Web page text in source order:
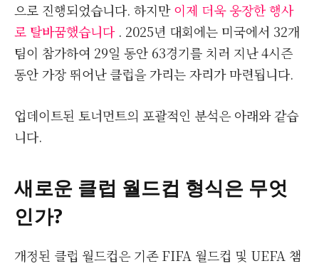
으로 진행되었습니다. 하지만이제 더욱 웅장한 행사
로 탈바꿈했습니다 . 2025년 대회에는 미국에서 32개
팀이 참가하여 29일 동안 63경기를 치러 지난 4시즌
동안 가장 뛰어난 클럽을 가리는 자리가 마련됩니다.
업데이트된 토너먼트의 포괄적인 분석은 아래와 같습
니다.
새로운 클럽 월드컵 형식은 무엇
인가?
개정된 클럽 월드컵은 기존 FIFA 월드컵 및 UEFA 챔